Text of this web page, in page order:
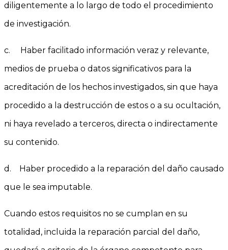
diligentemente a lo largo de todo el procedimiento
de investigación.
c. Haber facilitado información veraz y relevante,
medios de prueba o datos significativos para la
acreditación de los hechos investigados, sin que haya
procedido a la destrucción de estos o a su ocultación,
ni haya revelado a terceros, directa o indirectamente
su contenido.
d. Haber procedido a la reparación del daño causado
que le sea imputable.
Cuando estos requisitos no se cumplan en su
totalidad, incluida la reparación parcial del daño,